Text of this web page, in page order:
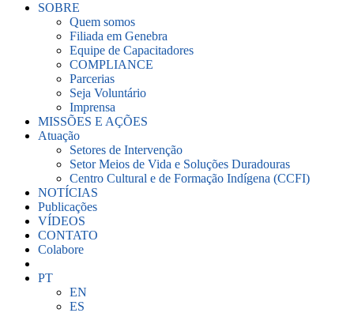
SOBRE
Quem somos
Filiada em Genebra
Equipe de Capacitadores
COMPLIANCE
Parcerias
Seja Voluntário
Imprensa
MISSÕES E AÇÕES
Atuação
Setores de Intervenção
Setor Meios de Vida e Soluções Duradouras
Centro Cultural e de Formação Indígena (CCFI)
NOTÍCIAS
Publicações
VÍDEOS
CONTATO
Colabore
PT
EN
ES